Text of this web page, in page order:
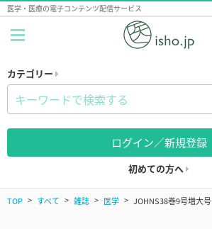
医学・医療の電子コンテンツ配信サービス
カテゴリー
ログイン／新規登録
初めての方へ
TOP すべて 雑誌 医学 JOHNS38巻9号増大号